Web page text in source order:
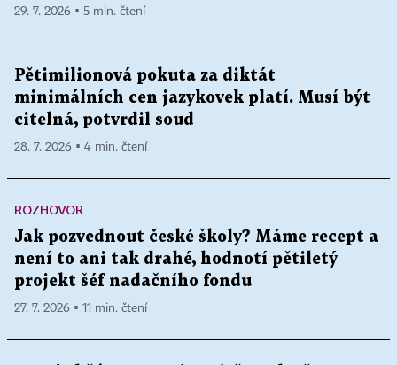
29. 7. 2026 ▪ 5 min. čtení
Pětimilionová pokuta za diktát
minimálních cen jazykovek platí. Musí být
citelná, potvrdil soud
28. 7. 2026 ▪ 4 min. čtení
ROZHOVOR
Jak pozvednout české školy? Máme recept a
není to ani tak drahé, hodnotí pětiletý
projekt šéf nadačního fondu
27. 7. 2026 ▪ 11 min. čtení